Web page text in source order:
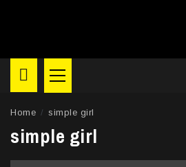
Primary
Menu
Home simple girl
simple girl